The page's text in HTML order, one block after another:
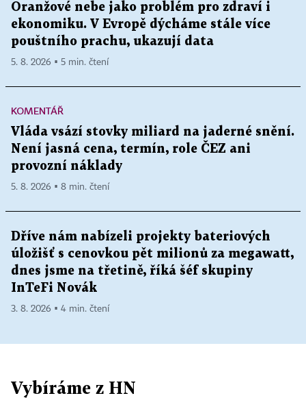
Oranžové nebe jako problém pro zdraví i
ekonomiku. V Evropě dýcháme stále více
pouštního prachu, ukazují data
5. 8. 2026 ▪ 5 min. čtení
KOMENTÁŘ
Vláda vsází stovky miliard na jaderné snění.
Není jasná cena, termín, role ČEZ ani
provozní náklady
5. 8. 2026 ▪ 8 min. čtení
Dříve nám nabízeli projekty bateriových
úložišť s cenovkou pět milionů za megawatt,
dnes jsme na třetině, říká šéf skupiny
InTeFi Novák
3. 8. 2026 ▪ 4 min. čtení
Vybíráme z HN